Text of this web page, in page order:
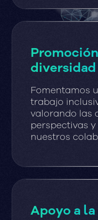
Fomentamos
trabajo
valorando las
perspectivas
nuestros
Apoyo a